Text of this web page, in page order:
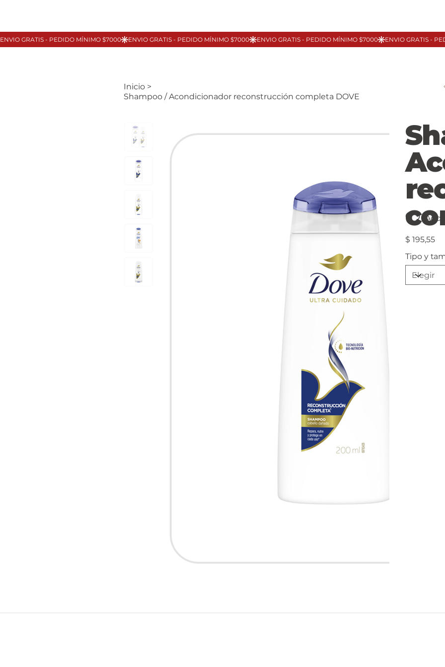
Inicio >
Shampoo / Acondicionador reconstrucción completa DOVE
Precio
$ 195,55
Tipo y
Add